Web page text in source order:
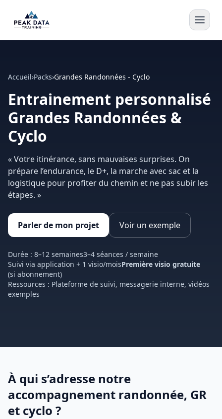
Accueil›Packs›Grandes Randonnées - Cyclo
Entrainement personnalisé
Grandes Randonnées &
Cyclo
« Votre itinérance, sans mauvaises surprises. On
prépare l’endurance, le D+, la marche avec sac et la
logistique pour profiter du chemin et ne pas subir les
étapes. »
Parler de mon projet Voir un exemple
Durée : 8–12 semaines3–4 séances / semaine
Suivi via application + 1 visio/moisPremière visio gratuite
(si abonnement)
Ressources : Plateforme de suivi, messagerie interne, vidéos
exemples
À qui s’adresse notre
accompagnement randonnée, GR
et cyclo ?